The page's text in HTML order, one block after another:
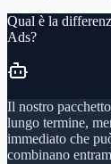
Qual è la
Ads?
Il nostro
lungo termine,
immediato che
combinano